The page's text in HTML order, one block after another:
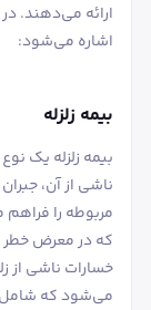
ارائه می‌دهند.
اشاره می‌شود:
بیمه زلزله
بیمه زلزله یک
ناشی از آن،
مربوطه را
که در معرض خطر
خسارات ناشی از
می‌شود که شامل